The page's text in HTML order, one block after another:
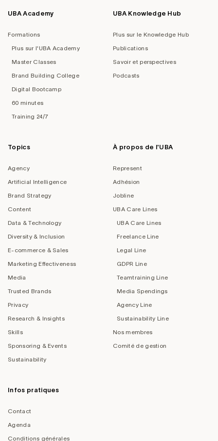
UBA Academy
Formations
Plus sur l'UBA Academy
Master Classes
Brand Building College
Digital Bootcamp
60 minutes
Training 24/7
UBA Knowledge Hub
Plus sur le Knowledge Hub
Publications
Savoir et perspectives
Podcasts
Topics
Agency
Artificial Intelligence
Brand Strategy
Content
Data & Technology
Diversity & Inclusion
E-commerce & Sales
Marketing Effectiveness
Media
Trusted Brands
Privacy
Research & Insights
Skills
Sponsoring & Events
Sustainability
À propos de l'UBA
Represent
Adhésion
Jobline
UBA Care Lines
UBA Care Lines
Freelance Line
Legal Line
GDPR Line
Teamtraining Line
Media Spendings
Agency Line
Sustainability Line
Nos membres
Comité de gestion
Infos pratiques
Contact
Agenda
Conditions générales